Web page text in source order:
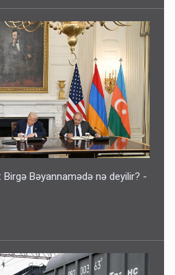
Bəyannamədə nə deyilir? -